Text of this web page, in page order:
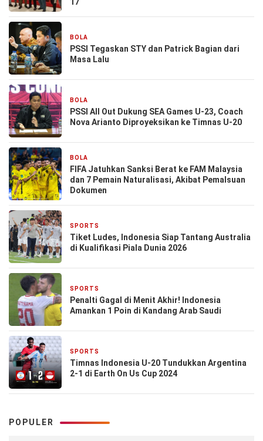
BOLA
PSSI Tegaskan STY dan Patrick Bagian dari
Masa Lalu
BOLA
PSSI All Out Dukung SEA Games U-23, Coach
Nova Arianto Diproyeksikan ke Timnas U-20
BOLA
FIFA Jatuhkan Sanksi Berat ke FAM Malaysia
dan 7 Pemain Naturalisasi, Akibat Pemalsuan
Dokumen
SPORTS
Tiket Ludes, Indonesia Siap Tantang Australia
di Kualifikasi Piala Dunia 2026
SPORTS
Penalti Gagal di Menit Akhir! Indonesia
Amankan 1 Poin di Kandang Arab Saudi
SPORTS
Timnas Indonesia U-20 Tundukkan Argentina
2-1 di Earth On Us Cup 2024
POPULER